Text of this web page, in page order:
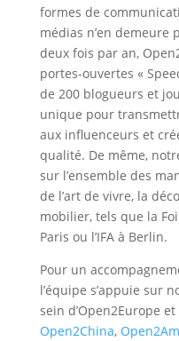
formes de
médias n’en demeure
deux fois par an,
portes-ouvertes «
de 200 blogueurs et
unique pour
aux influenceurs et
qualité. De même,
sur l’ensemble des
de l’art de vivre, la
mobilier, tels que la
Paris ou l’IFA à Berlin.
Pour un
l’équipe s’appuie sur
sein d’Open2Europe
Open2China,